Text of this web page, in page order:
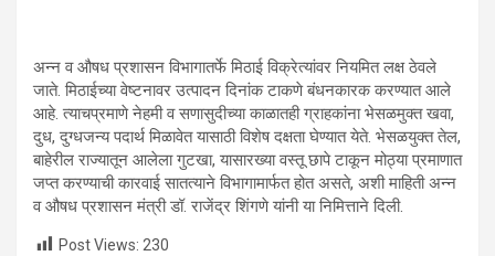
अन्न व औषध प्रशासन विभागातर्फे मिठाई विक्रेत्यांवर नियमित लक्ष ठेवले
जाते. मिठाईच्या वेष्टनावर उत्पादन दिनांक टाकणे बंधनकारक करण्यात आले
आहे. त्याचप्रमाणे नेहमी व सणासुदीच्या काळातही ग्राहकांना भेसळमुक्त खवा,
दुध, दुग्धजन्य पदार्थ मिळावेत यासाठी विशेष दक्षता घेण्यात येते. भेसळयुक्त तेल,
बाहेरील राज्यातून आलेला गुटखा, यासारख्या वस्तू छापे टाकून मोठ्या प्रमाणात
जप्त करण्याची कारवाई सातत्याने विभागामार्फत होत असते, अशी माहिती अन्न
व औषध प्रशासन मंत्री डॉ. राजेंद्र शिंगणे यांनी या निमित्ताने दिली.
Post Views: 230